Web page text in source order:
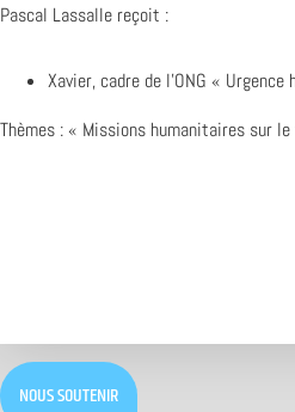
Pascal Lassalle reçoit :
Xavier, cadre de l’ONG «
Thèmes : « Missions humanitaires sur
NOUS SOUTENIR